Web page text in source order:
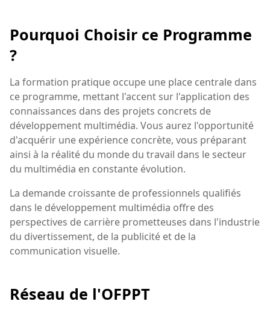
Pourquoi Choisir ce Programme
?
La formation pratique occupe une place centrale dans
ce programme, mettant l'accent sur l'application des
connaissances dans des projets concrets de
développement multimédia. Vous aurez l'opportunité
d'acquérir une expérience concrète, vous préparant
ainsi à la réalité du monde du travail dans le secteur
du multimédia en constante évolution.
La demande croissante de professionnels qualifiés
dans le développement multimédia offre des
perspectives de carrière prometteuses dans l'industrie
du divertissement, de la publicité et de la
communication visuelle.
Réseau de l'OFPPT